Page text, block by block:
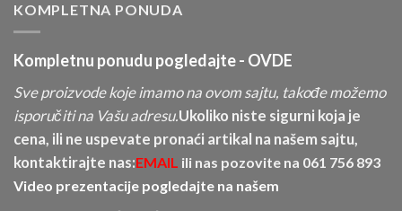
KOMPLETNA PONUDA
Kompletnu ponudu pogledajte - OVDE
Sve proizvode koje imamo na ovom sajtu, takođe možemo
isporučiti na Vašu adresu.Ukoliko niste sigurni koja je
cena, ili ne uspevate pronaći artikal na našem sajtu,
kontaktirajte nas:EMAIL ili nas pozovite na 061 756 893
Video prezentacije pogledajte na našem